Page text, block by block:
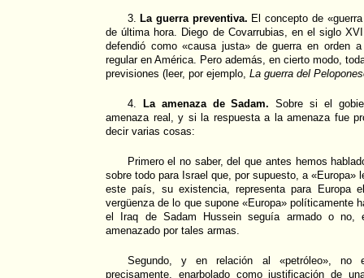
3. La guerra preventiva. El concepto de
de última hora. Diego de Covarrubias, en el siglo
defendió como «causa justa» de guerra en orden
regular en América. Pero además, en cierto modo,
previsiones (leer, por ejemplo, La guerra del
4. La amenaza de Sadam. Sobre si el
amenaza real, y si la respuesta a la amenaza fue
decir varias cosas:
Primero el no saber, del que antes hemos
sobre todo para Israel que, por supuesto, a «Europa»
este país, su existencia, representa para Europa
vergüenza de lo que supone «Europa» políticamente
el Iraq de Sadam Hussein seguía armado o no,
amenazado por tales armas.
Segundo, y en relación al «petróleo», no
precisamente, enarbolado como justificación de